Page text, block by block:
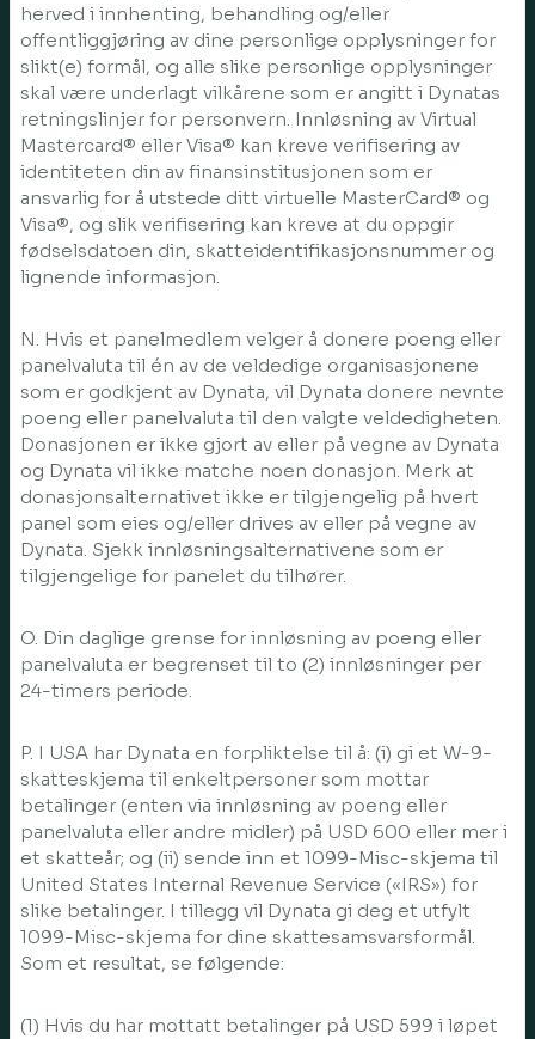
herved i innhenting, behandling og/eller
offentliggjøring av dine personlige opplysninger for
slikt(e) formål, og alle slike personlige opplysninger
skal være underlagt vilkårene som er angitt i Dynatas
retningslinjer for personvern. Innløsning av Virtual
Mastercard® eller Visa® kan kreve verifisering av
identiteten din av finansinstitusjonen som er
ansvarlig for å utstede ditt virtuelle MasterCard® og
Visa®, og slik verifisering kan kreve at du oppgir
fødselsdatoen din, skatteidentifikasjonsnummer og
lignende informasjon.
N. Hvis et panelmedlem velger å donere poeng eller
panelvaluta til én av de veldedige organisasjonene
som er godkjent av Dynata, vil Dynata donere nevnte
poeng eller panelvaluta til den valgte veldedigheten.
Donasjonen er ikke gjort av eller på vegne av Dynata
og Dynata vil ikke matche noen donasjon. Merk at
donasjonsalternativet ikke er tilgjengelig på hvert
panel som eies og/eller drives av eller på vegne av
Dynata. Sjekk innløsningsalternativene som er
tilgjengelige for panelet du tilhører.
O. Din daglige grense for innløsning av poeng eller
panelvaluta er begrenset til to (2) innløsninger per
24-timers periode.
P. I USA har Dynata en forpliktelse til å: (i) gi et W-9-
skatteskjema til enkeltpersoner som mottar
betalinger (enten via innløsning av poeng eller
panelvaluta eller andre midler) på USD 600 eller mer i
et skatteår; og (ii) sende inn et 1099-Misc-skjema til
United States Internal Revenue Service («IRS») for
slike betalinger. I tillegg vil Dynata gi deg et utfylt
1099-Misc-skjema for dine skattesamsvarsformål.
Som et resultat, se følgende:
(1) Hvis du har mottatt betalinger på USD 599 i løpet